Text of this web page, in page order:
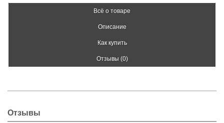
Всё о товаре
Описание
Как купить
Отзывы (0)
Отзывы